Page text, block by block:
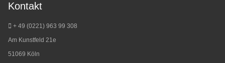
Kontakt
+ 49 (0221) 963 99 308
Am Kunstfeld 21e
51069 Köln